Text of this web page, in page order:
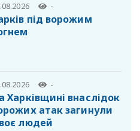
-
під ворожим
-
Харківщині внаслідок
атак загинули
людей